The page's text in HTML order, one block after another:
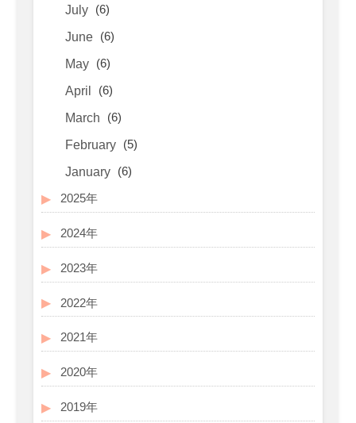
July (6)
June (6)
May (6)
April (6)
March (6)
February (5)
January (6)
2025年
2024年
2023年
2022年
2021年
2020年
2019年